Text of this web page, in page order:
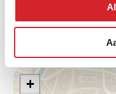
Amenities
+